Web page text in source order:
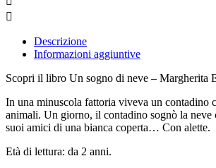
Descrizione
Informazioni aggiuntive
Scopri il libro Un sogno di neve – Margherita
In una minuscola fattoria viveva un contadino
animali. Un giorno, il contadino sognò la neve
suoi amici di una bianca coperta… Con alette.
Età di lettura: da 2 anni.